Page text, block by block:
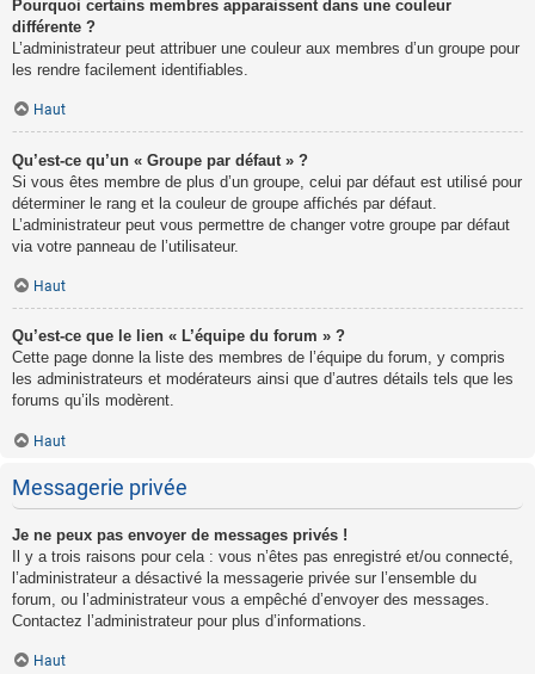
Pourquoi certains membres apparaissent dans une couleur
différente ?
L’administrateur peut attribuer une couleur aux membres d’un groupe pour
les rendre facilement identifiables.
Haut
Qu’est-ce qu’un « Groupe par défaut » ?
Si vous êtes membre de plus d’un groupe, celui par défaut est utilisé pour
déterminer le rang et la couleur de groupe affichés par défaut.
L’administrateur peut vous permettre de changer votre groupe par défaut
via votre panneau de l’utilisateur.
Haut
Qu’est-ce que le lien « L’équipe du forum » ?
Cette page donne la liste des membres de l’équipe du forum, y compris
les administrateurs et modérateurs ainsi que d’autres détails tels que les
forums qu’ils modèrent.
Haut
Messagerie privée
Je ne peux pas envoyer de messages privés !
Il y a trois raisons pour cela : vous n’êtes pas enregistré et/ou connecté,
l’administrateur a désactivé la messagerie privée sur l’ensemble du
forum, ou l’administrateur vous a empêché d’envoyer des messages.
Contactez l’administrateur pour plus d’informations.
Haut